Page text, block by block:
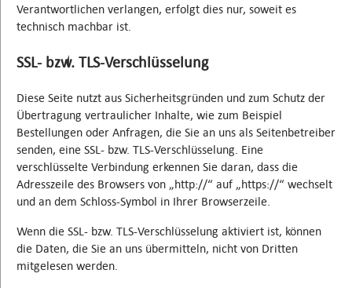
Verantwortlichen verlangen, erfolgt dies nur, soweit es
technisch machbar ist.
SSL- bzw. TLS-Verschlüsselung
Diese Seite nutzt aus Sicherheitsgründen und zum Schutz der
Übertragung vertraulicher Inhalte, wie zum Beispiel
Bestellungen oder Anfragen, die Sie an uns als Seitenbetreiber
senden, eine SSL- bzw. TLS-Verschlüsselung. Eine
verschlüsselte Verbindung erkennen Sie daran, dass die
Adresszeile des Browsers von „http://“ auf „https://“ wechselt
und an dem Schloss-Symbol in Ihrer Browserzeile.
Wenn die SSL- bzw. TLS-Verschlüsselung aktiviert ist, können
die Daten, die Sie an uns übermitteln, nicht von Dritten
mitgelesen werden.